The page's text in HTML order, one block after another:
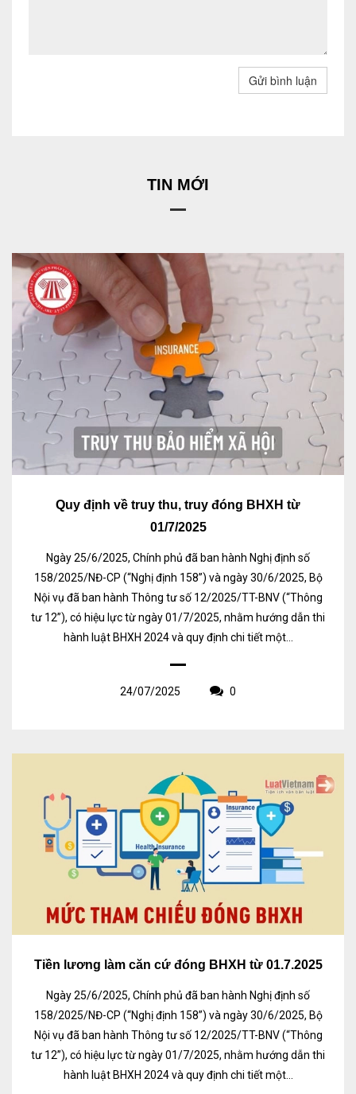
Gửi bình luận
TIN MỚI
Quy định về truy thu, truy đóng BHXH từ
01/7/2025
Ngày 25/6/2025, Chính phủ đã ban hành Nghị định số
158/2025/NĐ-CP (“Nghị định 158”) và ngày 30/6/2025, Bộ
Nội vụ đã ban hành Thông tư số 12/2025/TT-BNV (“Thông
tư 12”), có hiệu lực từ ngày 01/7/2025, nhằm hướng dẫn thi
hành luật BHXH 2024 và quy định chi tiết một...
24/07/2025 0
Tiền lương làm căn cứ đóng BHXH từ 01.7.2025
Ngày 25/6/2025, Chính phủ đã ban hành Nghị định số
158/2025/NĐ-CP (“Nghị định 158”) và ngày 30/6/2025, Bộ
Nội vụ đã ban hành Thông tư số 12/2025/TT-BNV (“Thông
tư 12”), có hiệu lực từ ngày 01/7/2025, nhằm hướng dẫn thi
hành luật BHXH 2024 và quy định chi tiết một...